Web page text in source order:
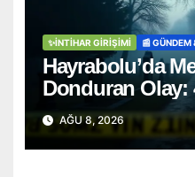
✨İNTIHAR GIRIŞIMI 📰 GÜNDEM
Hayrabolu’da
Donduran Olay:
Şahıs Ağaca
AĞU 8, 2026